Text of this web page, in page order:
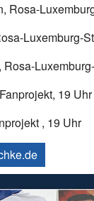
Rosa-
Luxemburg-
19 Uhr
, 19 Uhr